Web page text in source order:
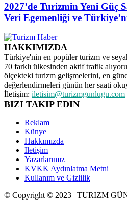
2027’de Turizmin Yeni Güç
Veri Egemenliği ve
HAKKIMIZDA
Türkiye'nin en popüler turizm ve
70 farklı ülkesinden aktif trafik
ölçekteki turizm gelişmelerini, en
değerlendirmeleri günün her saati
İletişim: iletisim@turizmgunlugu.com
BIZI TAKIP EDIN
Reklam
Künye
Hakkımızda
Iletişim
Yazarlarımız
KVKK Aydınlatma Metni
Kullanım ve Gizlilik
© Copyright © 2023 | TURIZM